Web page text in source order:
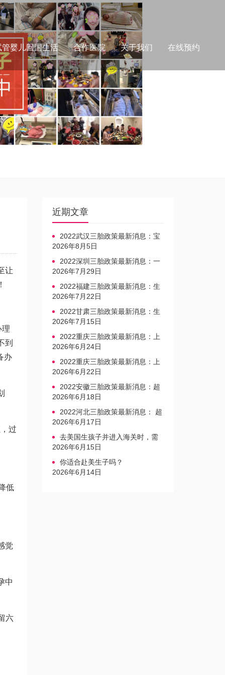
管婴儿回国生活 合作医院 关于我们 在线预约
让
理
到
办
过
低
觉
中
六
近期文章
2022武汉三胎政策最新消息：宝
宝上户口不再罚款
2026年8月5日
2022深圳三胎政策最新消息：一
文读懂上户口是否罚款
2026年7月29日
2022福建三胎政策最新消息：生
育奖励发放迎新标准
2026年7月22日
2022甘肃三胎政策最新消息：生
育产假不享受带薪福利
2026年7月15日
2022重庆三胎政策最新消息：上
户口、办准生证指南
2026年6月24日
2022重庆三胎政策最新消息：上
户口、办准生证指南
2026年6月22日
2022安徽三胎政策最新消息：超
生家庭罚款标准更新
2026年6月18日
2022河北三胎政策最新消息： 超
生三孩不再缴纳社会抚养费
2026年6月17日
去美国生孩子并进入海关时，需
要注意的事项是什么？
2026年6月15日
你适合赴美生子吗？
2026年6月14日